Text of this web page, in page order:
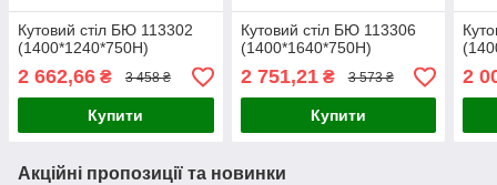
Кутовий стіл БЮ 113302
(1400*1240*750Н)
2 662,66 ₴ 3 458 ₴
Купити
Кутовий стіл БЮ 113306
(1400*1640*750Н)
2 751,21₴ 3 573 ₴
Купити
2
Акційні пропозиції та новинки